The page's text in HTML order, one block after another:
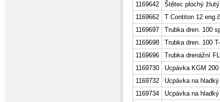
1169642
Štětec plochý
1169662
T Contiton 12
1169697
Trubka dren. 100
1169698
Trubka dren. 100
1169696
Trubka drenážní
1169730
Ucpávka KGM 200
1169732
Ucpávka na
1169734
Ucpávka na